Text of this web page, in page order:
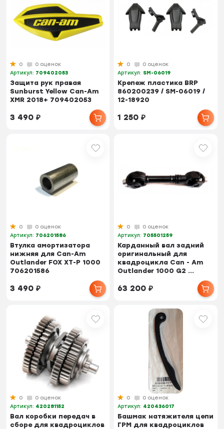
0
0 оценок
Артикул: 709402053
Защита рук правая
Sunburst Yellow Can-Am
XMR 2018+ 709402053
3 490₽
0
0 оценок
Артикул: SM-06019
Крепеж пластика BRP
860200239 / SM-06019 /
12-18920
1 250₽
0
0 оценок
Артикул: 706201586
Втулка амортизатора
нижняя для Can-Am
Outlander FOX XT-P 1000
706201586
3 490₽
0
0 оценок
Артикул: 705501259
Карданный вал задний
оригинальный для
квадроцикла Can - Am
Outlander 1000 G2 ...
63 200₽
0
0 оценок
Артикул: 420281152
Вал коробки передач в
сборе для квадроциклов
0
0 оценок
Артикул: 420436017
Башмак натяжителя цепи
ГРМ для квадроциклов